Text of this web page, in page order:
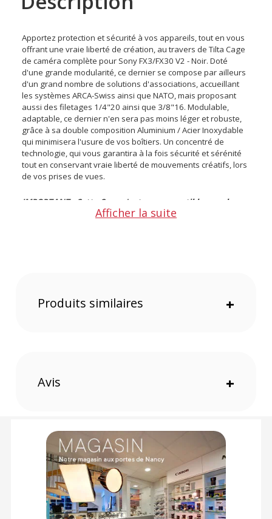
Apportez protection et sécurité à vos appareils, tout en vous
offrant une vraie liberté de création, au travers de Tilta Cage
de caméra complète pour Sony FX3/FX30 V2 - Noir. Doté
d'une grande modularité, ce dernier se compose par ailleurs
d'un grand nombre de solutions d'associations, accueillant
les systèmes ARCA-Swiss ainsi que NATO, mais proposant
aussi des filetages 1/4"20 ainsi que 3/8"16. Modulable,
adaptable, ce dernier n'en sera pas moins léger et robuste,
grâce à sa double composition Aluminium / Acier Inoxydable
qui minimisera l'usure de vos boîtiers. Un concentré de
technologie, qui vous garantira à la fois sécurité et sérénité
tout en conservant vraie liberté de mouvements créatifs, lors
de vos prises de vues.
IMPORTANT : Cette Cage n'est pas compatible avec la
plaque de base Tilta Modular LWS de type IV
Minimise l'usure de votre appareil Sony FX3 / FX30
Afficher la suite
Produits similaires +
Avis +